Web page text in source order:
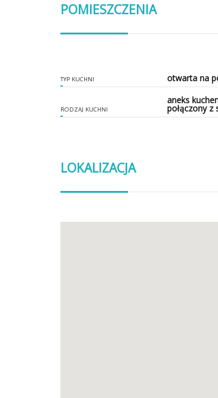
POMIESZCZENIA
TYP KUCHNI otwarta na
RODZAJ KUCHNI
aneks
połączony z
LOKALIZACJA